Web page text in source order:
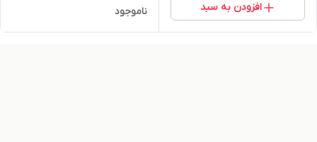
افزودن به سبد ناموجود